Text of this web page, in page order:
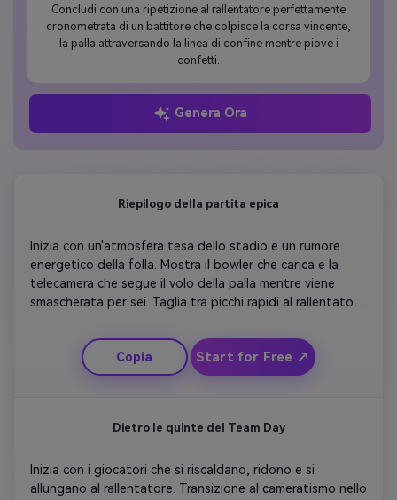
Concludi con una ripetizione al rallentatore perfettamente
cronometrata di un battitore che colpisce la corsa vincente,
la palla attraversando la linea di confine mentre piove i
confetti.
Genera Ora
Riepilogo della partita epica
Inizia con un'atmosfera tesa dello stadio e un rumore
energetico della folla. Mostra il bowler che carica e la
telecamera che segue il volo della palla mentre viene
smascherata per sei. Taglia tra picchi rapidi al rallentatore
Flash nel gioco, come wicket e confini. Aggiungi luci
drammatiche e musica allegra.
Copia Start for Free ↗
Dietro le quinte del Team Day
Inizia con i giocatori che si riscaldano, ridono e si
allungano al rallentatore. Transizione al cameratismo nello